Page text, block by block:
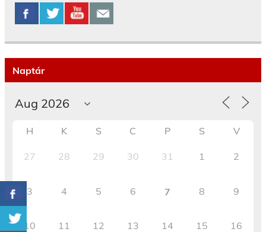
Naptár
H K S C P S V
27 28 29 30 31 1 2
3 4 5 6 7 8 9
10 11 12 13 14 15 16